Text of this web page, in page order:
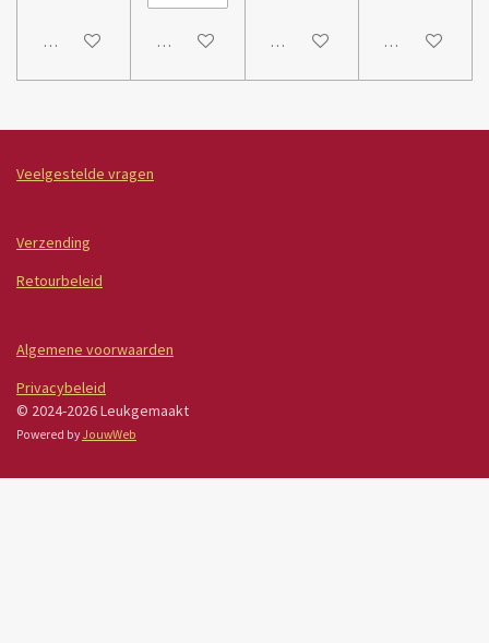
In winkelwagen In winkelwagen In winkelwagen In winkelwagen
Veelgestelde vragen
Verzending
Retourbeleid
Algemene voorwaarden
Privacybeleid
© 2024-2026 Leukgemaakt
Powered by JouwWeb